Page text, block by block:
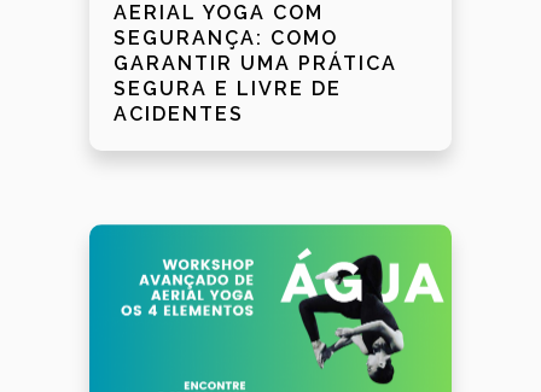
AERIAL YOGA COM
SEGURANÇA: COMO
GARANTIR UMA PRÁTICA
SEGURA E LIVRE DE
ACIDENTES